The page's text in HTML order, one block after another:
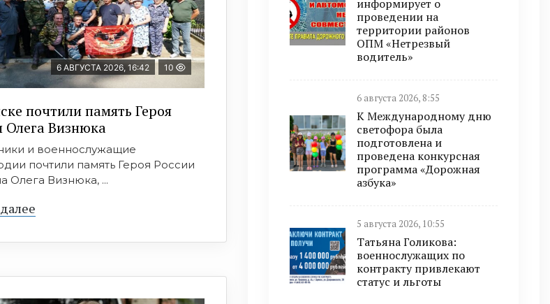
6 АВГУСТА 2026, 16:42 10
почтили память Героя
Олега Визнюка
и военнослужащие
почтили память Героя России
Олега Визнюка, ...
информирует о
проведении на
территории районов
ОПМ «Нетрезвый
водитель»
6 августа 2026, 8:55
К Международному дню
светофора была
подготовлена и
проведена конкурсная
программа «Дорожная
азбука»
5 августа 2026, 10:55
Татьяна Голикова:
военнослужащих по
контракту привлекают
статус и льготы